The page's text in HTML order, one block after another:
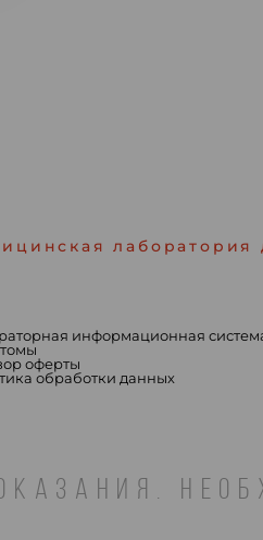
лаборатория
информационная
оферты
обработки данных